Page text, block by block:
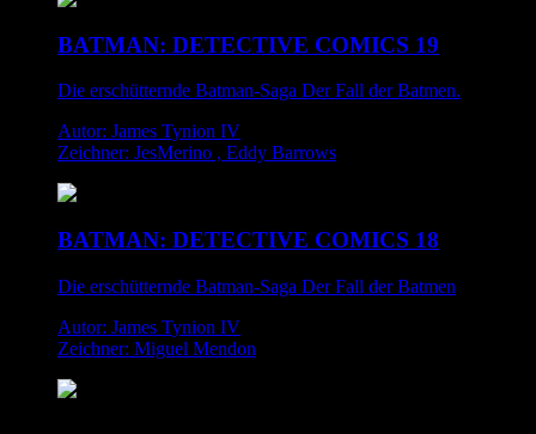
BATMAN: DETECTIVE COMICS 19
Die erschütternde Batman-Saga Der Fall der Batmen.
Autor: James Tynion IV
Zeichner: JesMerino , Eddy Barrows
BATMAN: DETECTIVE COMICS 18
Die erschütternde Batman-Saga Der Fall der Batmen
Autor: James Tynion IV
Zeichner: Miguel Mendon